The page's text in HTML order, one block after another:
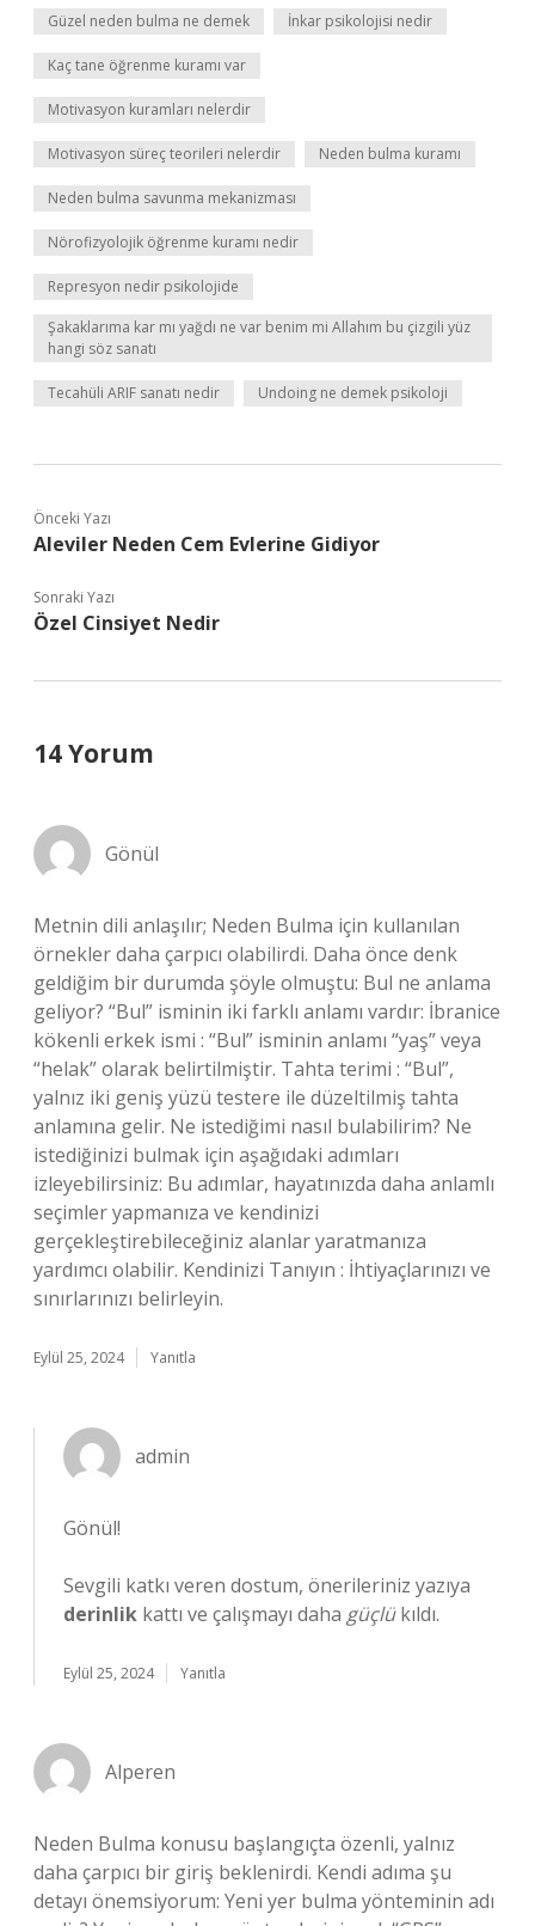
Güzel neden bulma ne demek İnkar psikolojisi nedir
Kaç tane öğrenme kuramı var
Motivasyon kuramları nelerdir
Motivasyon süreç teorileri nelerdir Neden bulma kuramı
Neden bulma savunma mekanizması
Nörofizyolojik öğrenme kuramı nedir
Represyon nedir psikolojide
Şakaklarıma kar mı yağdı ne var benim mi Allahım bu çizgili yüz
hangi söz sanatı
Tecahüli ARIF sanatı nedir Undoing ne demek psikoloji
Önceki Yazı
Aleviler Neden Cem Evlerine Gidiyor
Sonraki Yazı
Özel Cinsiyet Nedir
14 Yorum
Gönül
Metnin dili anlaşılır; Neden Bulma için kullanılan
örnekler daha çarpıcı olabilirdi. Daha önce denk
geldiğim bir durumda şöyle olmuştu: Bul ne anlama
geliyor? “Bul” isminin iki farklı anlamı vardır: İbranice
kökenli erkek ismi : “Bul” isminin anlamı “yaş” veya
“helak” olarak belirtilmiştir. Tahta terimi : “Bul”,
yalnız iki geniş yüzü testere ile düzeltilmiş tahta
anlamına gelir. Ne istediğimi nasıl bulabilirim? Ne
istediğinizi bulmak için aşağıdaki adımları
izleyebilirsiniz: Bu adımlar, hayatınızda daha anlamlı
seçimler yapmanıza ve kendinizi
gerçekleştirebileceğiniz alanlar yaratmanıza
yardımcı olabilir. Kendinizi Tanıyın : İhtiyaçlarınızı ve
sınırlarınızı belirleyin.
Eylül 25, 2024 Yanıtla
admin
Gönül!
Sevgili katkı veren dostum, önerileriniz yazıya
derinlik kattı ve çalışmayı daha güçlükıldı.
Eylül 25, 2024 Yanıtla
Alperen
Neden Bulma konusu başlangıçta özenli, yalnız
daha çarpıcı bir giriş beklenirdi. Kendi adıma şu
detayı önemsiyorum: Yeni yer bulma yönteminin adı